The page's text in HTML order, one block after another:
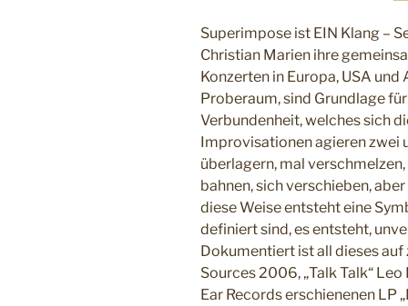
Superimpose ist EIN Klang –
Christian Marien ihre
Konzerten in Europa, USA
Proberaum, sind Grundlage
Verbundenheit, welches sich
Improvisationen agieren zwei
überlagern, mal
bahnen, sich verschieben,
diese Weise entsteht eine
definiert sind, es entsteht,
Dokumentiert ist all dieses auf
Sources 2006, „Talk Talk“
Ear Records erschienenen LP